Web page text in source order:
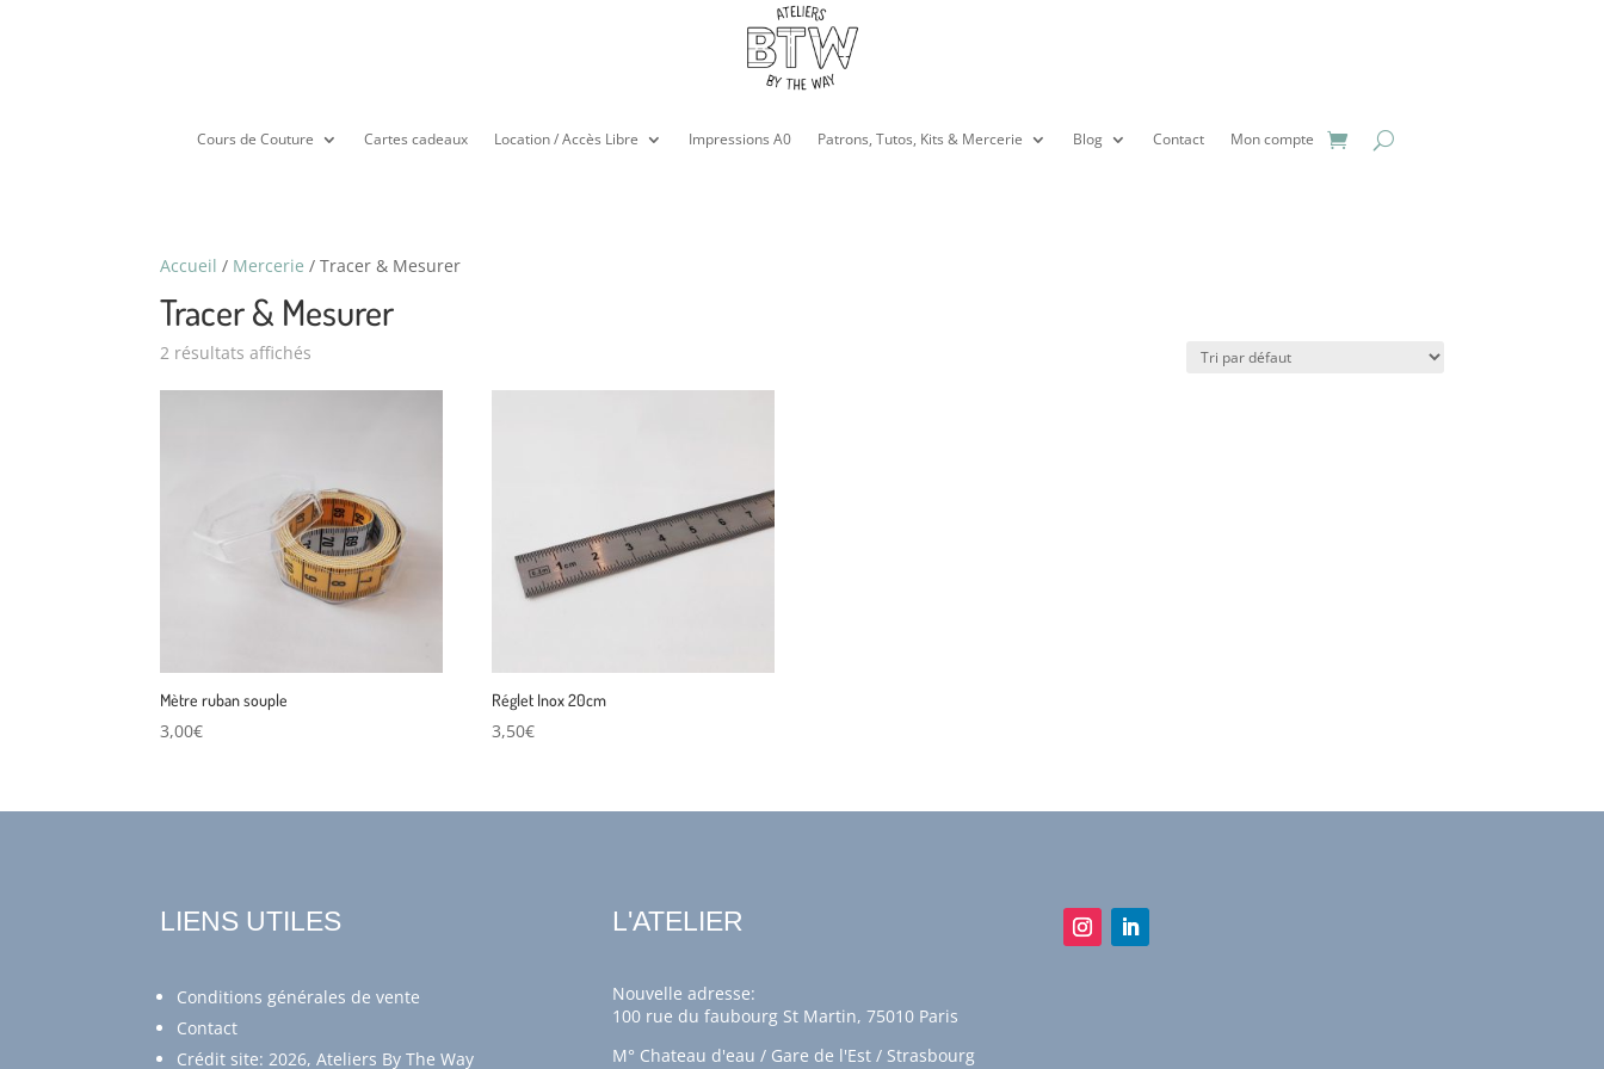
Cours de Couture Cartes cadeaux Location / Accès Libre Impressions A0 Patrons, Tutos, Kits & Mercerie Blog Contact Mon compte
Accueil / Mercerie / Tracer & Mesurer
Tracer & Mesurer
2 résultats affichés
Mètre ruban souple
3,00€
Réglet Inox 20cm
3,50€
LIENS UTILES
Conditions générales de vente
Contact
Crédit site: 2026, Ateliers By The Way
L'ATELIER
Nouvelle adresse:
100 rue du faubourg St Martin, 75010 Paris
M° Chateau d'eau / Gare de l'Est / Strasbourg